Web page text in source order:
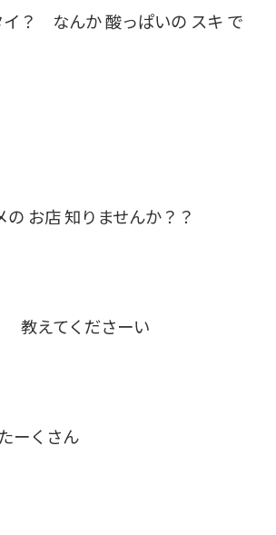
？ なんか 酸っぱいの スキ で
の お店 知りませんか？？
えてくださーい
ーくさん